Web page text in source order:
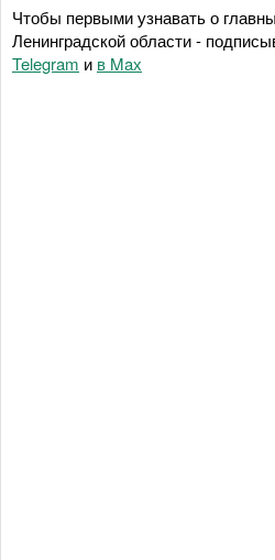
Чтобы первыми узнавать о
Ленинградской области -
Telegram и в Maх